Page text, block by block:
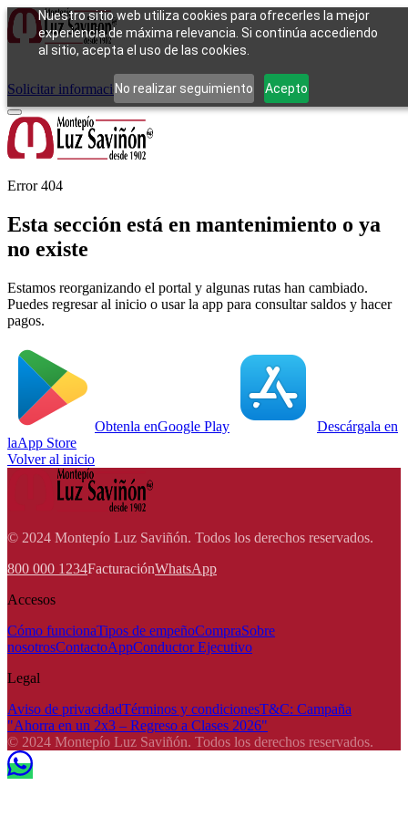
Nuestro sitio web utiliza cookies para ofrecerles la mejor
experiencia de máxima relevancia. Si continúa accediendo
al sitio, acepta el uso de las cookies.
No realizar seguimiento Acepto
Cómo funcionaTipos de empeñoCompraContacto
Solicitar información Iniciar sesión
Error 404
Esta sección está en mantenimiento o ya
no existe
Estamos reorganizando el portal y algunas rutas han cambiado.
Puedes regresar al inicio o usar la app para consultar saldos y hacer
pagos.
Obtenla enGoogle Play
Descárgala en
laApp Store
Volver al inicio
© 2024 Montepío Luz Saviñón. Todos los derechos reservados.
800 000 1234FacturaciónWhatsApp
Accesos
Cómo funcionaTipos de empeñoCompraSobre
nosotrosContactoAppConductor Ejecutivo
Legal
Aviso de privacidadTérminos y condicionesT&C: Campaña
"Ahorra en un 2x3 – Regreso a Clases 2026"
© 2024 Montepío Luz Saviñón. Todos los derechos reservados.